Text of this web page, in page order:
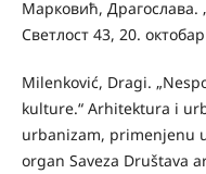
Марковић, Драгослава.
Светлост 43, 20.
Milenković, Dragi.
kulture.“ Arhitektura i
urbanizam, primenjenu
organ Saveza Društava